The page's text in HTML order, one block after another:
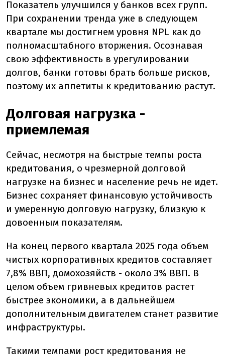
Показатель улучшился у банков всех групп.
При сохранении тренда уже в следующем
квартале мы достигнем уровня NPL как до
полномасштабного вторжения. Осознавая
свою эффективность в урегулировании
долгов, банки готовы брать больше рисков,
поэтому их аппетиты к кредитованию растут.
Долговая нагрузка -
приемлемая
Сейчас, несмотря на быстрые темпы роста
кредитования, о чрезмерной долговой
нагрузке на бизнес и население речь не идет.
Бизнес сохраняет финансовую устойчивость
и умеренную долговую нагрузку, близкую к
довоенным показателям.
На конец первого квартала 2025 года объем
чистых корпоративных кредитов составляет
7,8% ВВП, домохозяйств - около 3% ВВП. В
целом объем гривневых кредитов растет
быстрее экономики, а в дальнейшем
дополнительным двигателем станет развитие
инфраструктуры.
Такими темпами рост кредитования не